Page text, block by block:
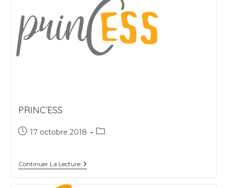
PRINC’ESS
Publication
17 octobre 2018
Post
Continuer La LecturePRINC’ESS